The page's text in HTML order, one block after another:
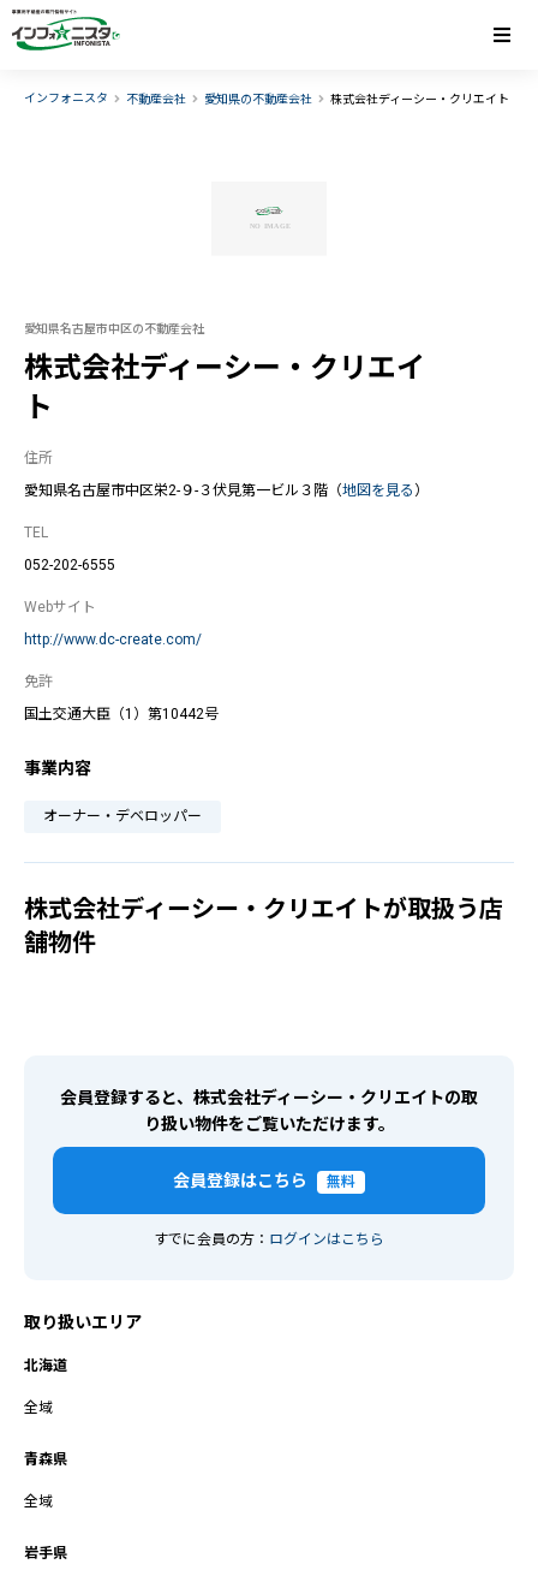
インフォニスタ 不動産会社 愛知県の不動産会社 株式会社ディーシー・クリエイト
愛知県名古屋市中区の不動産会社
株式会社ディーシー・クリエイ
ト
住所
愛知県名古屋市中区栄2-９-３伏見第一ビル３階（地図を見る ）
TEL
052-202-6555
Webサイト
http://www.dc-create.com/
免許
国土交通大臣（1）第10442号
事業内容
オーナー・デベロッパー
株式会社ディーシー・クリエイトが取扱う店
舗物件
会員登録すると、株式会社ディーシー・クリエイトの取
り扱い物件をご覧いただけます。
会員登録はこちら 無料
すでに会員の方： ログインはこちら
取り扱いエリア
北海道
全域
青森県
全域
岩手県